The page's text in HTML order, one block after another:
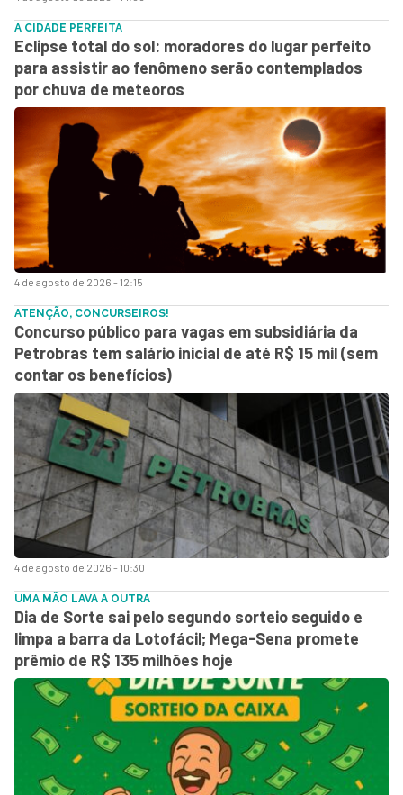
4 de agosto de 2026 - 12:15
A CIDADE PERFEITA
Eclipse total do sol: moradores do lugar perfeito
para assistir ao fenômeno serão contemplados
por chuva de meteoros
4 de agosto de 2026 - 10:30
ATENÇÃO, CONCURSEIROS!
Concurso público para vagas em subsidiária da
Petrobras tem salário inicial de até R$ 15 mil (sem
contar os benefícios)
UMA MÃO LAVA A OUTRA
Dia de Sorte sai pelo segundo sorteio seguido e
limpa a barra da Lotofácil; Mega-Sena promete
prêmio de R$ 135 milhões hoje